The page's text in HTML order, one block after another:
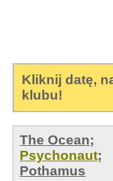
Kliknij datę,
klubu!
The Ocean;
Psychonaut;
Pothamus